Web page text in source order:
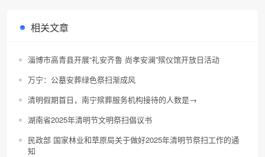
相关文章
淄博市高青县开展“礼安齐鲁 尚孝安澜”殡仪馆开放日活动
万宁：公墓安葬绿色祭扫渐成风
清明假期首日，南宁殡葬服务机构接待的人数是→
湖南省2025年清明节文明祭扫倡议书
民政部 国家林业和草原局关于做好2025年清明节祭扫工作的通
知